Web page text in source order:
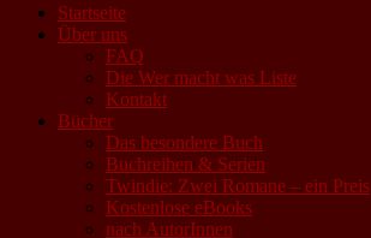
Startseite
Über uns
FAQ
Die Wer macht was Liste
Kontakt
Bücher
Das besondere Buch
Buchreihen & Serien
Twindie: Zwei Romane – ein Preis
Kostenlose eBooks
nach AutorInnen